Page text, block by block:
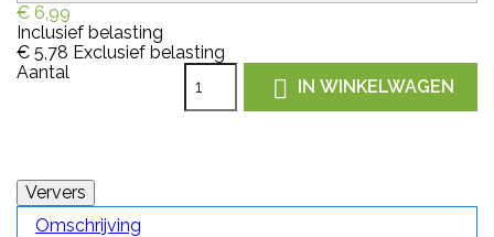
€ 6,99
Inclusief belasting
€ 5,78 Exclusief belasting
Aantal
 IN WINKELWAGEN
Omschrijving